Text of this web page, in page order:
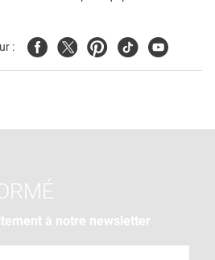
: FacebookTwitterPinterest
TiktokYoutube
à notre newsletter